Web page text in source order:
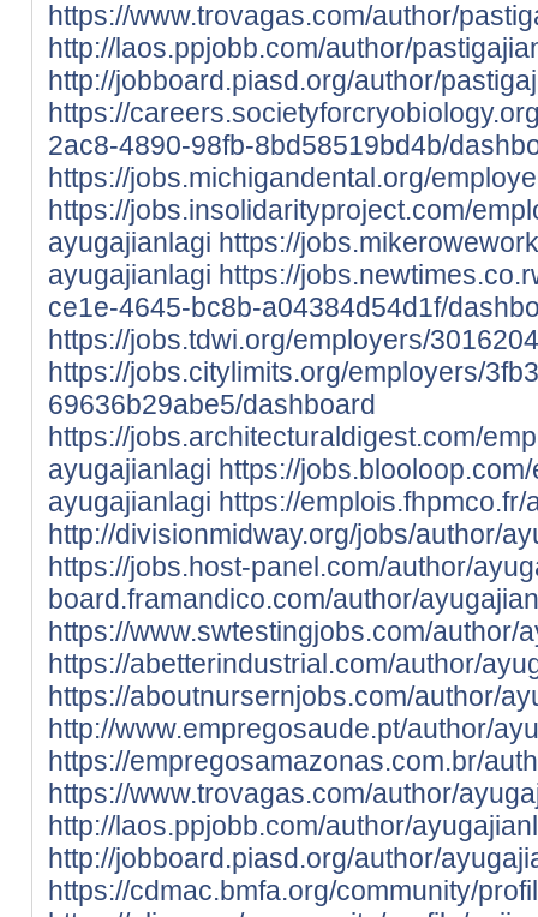
https://www.trovagas.com/author/
http://laos.ppjobb.com/author/
http://jobboard.piasd.org/author/
https://
2ac8-4890-98fb-8bd58519bd4b/
https://jobs.michigandental.org/
https://jobs.insolidarityproject.com/
ayugajianlagi https://
ayugajianlagi https://
ce1e-4645-bc8b-a04384d54d1f/
https://jobs.tdwi.org/employers/
https://jobs.citylimits.org/employers/
69636b29abe5/dashboard
https://jobs.architecturaldigest.com/
ayugajianlagi https://
ayugajianlagi https://
http://divisionmidway.org/jobs/author/
https://jobs.host-panel.com/author/
board.framandico.com/author/
https://www.swtestingjobs.com/author/
https://abetterindustrial.com/author/
https://aboutnursernjobs.com/author/
http://www.empregosaude.pt/author/
https://empregosamazonas.com.br/
https://www.trovagas.com/author/
http://laos.ppjobb.com/author/
http://jobboard.piasd.org/author/
https://cdmac.bmfa.org/community/